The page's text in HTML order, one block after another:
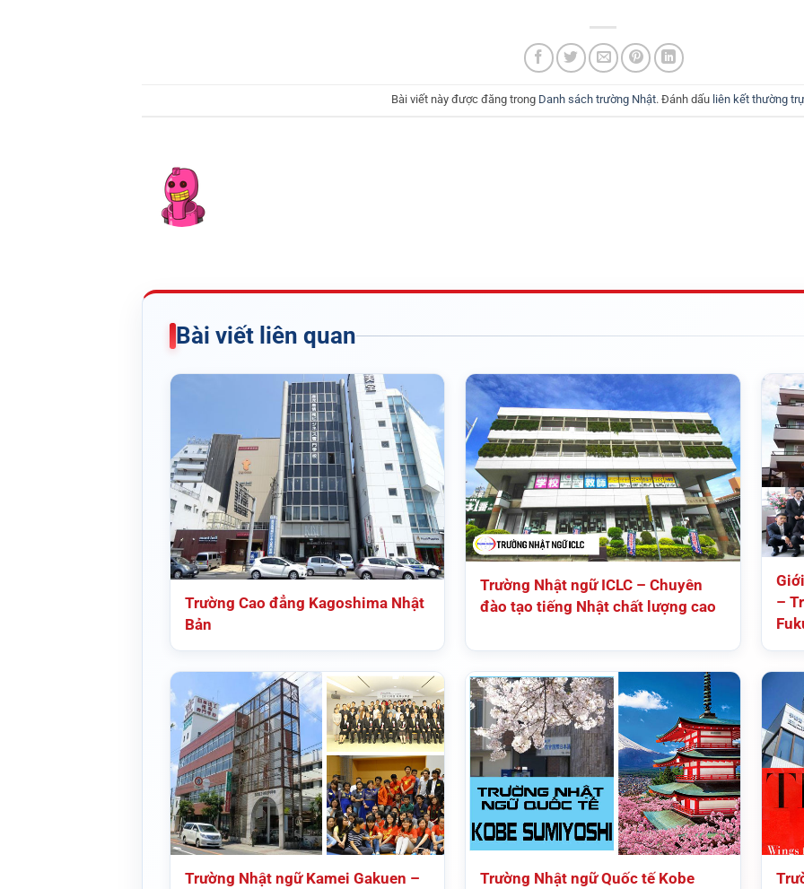
Bài viết này được đăng trong Danh sách trường Nhật. Đánh dấu liên kết thường
Bài viết liên quan
Trường Cao đẳng Kagoshima Nhật
Bản
Trường Nhật ngữ ICLC – Chuyên
đào tạo tiếng Nhật chất lượng cao
–
Trường Nhật ngữ Kamei Gakuen –
Trường Nhật ngữ Quốc tế Kobe